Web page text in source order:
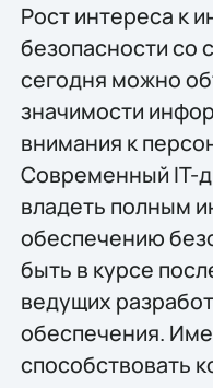
Рост интереса к
безопасности со
сегодня можно
значимости
внимания к
Современный IT-
владеть полным
обеспечению
быть в курсе
ведущих
обеспечения.
способствовать